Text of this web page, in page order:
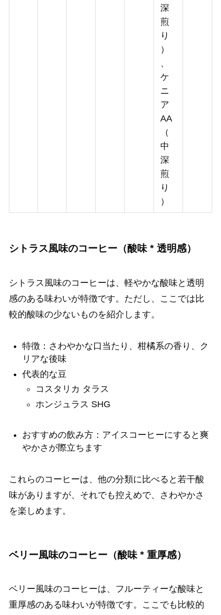
深
煎
り
）
、
ケ
ニ
ア
AA
（
中
深
煎
り
）
シトラス風味のコーヒー（酸味 * 透明感）
シトラス風味のコーヒーは、軽やかな酸味と透明
感のある味わいが特徴です。ただし、ここでは比
較的酸味の少ないものを紹介します。
特徴：さわやかな口当たり、柑橘系の香り、ク
リアな後味
代表的な豆
コスタリカ タラス
ホンジュラス SHG
おすすめの飲み方：アイスコーヒーにすると爽
やかさが際立ちます
これらのコーヒーは、他の分類に比べると若干酸
味がありますが、それでも控えめで、さわやかさ
を楽しめます。
ベリー風味のコーヒー（酸味 * 重厚感）
ベリー風味のコーヒーは、フルーティーな酸味と
重厚感のある味わいが特徴です。ここでも比較的